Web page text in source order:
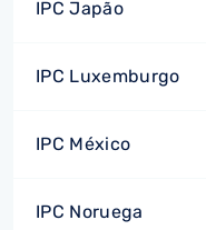
IPC Japão
IPC Luxemburgo
IPC México
IPC Noruega